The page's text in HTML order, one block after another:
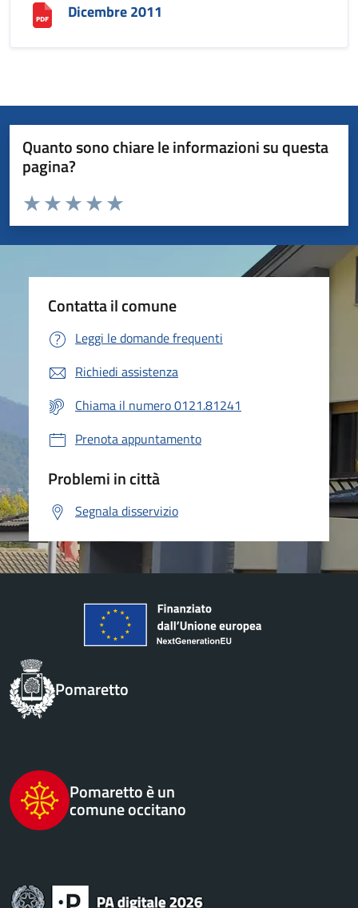
Dicembre 2011
Quanto sono chiare le informazioni su questa
pagina?
Valuta da 1 a 5 stelle la pagina
Valuta 5 stelle su 5
Valuta 4 stelle su 5
Valuta 3 stelle su 5
Valuta 2 stelle su 5
Valuta 1 stelle su 5
Contatta il comune
Leggi le domande frequenti
Richiedi assistenza
Chiama il numero 0121.81241
Prenota appuntamento
Problemi in città
Segnala disservizio
Pomaretto
Pomaretto è un
comune occitano